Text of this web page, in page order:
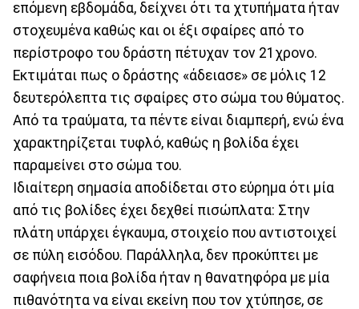
επόμενη εβδομάδα, δείχνει ότι τα χτυπήματα ήταν
στοχευμένα καθώς και οι έξι σφαίρες από το
περίστροφο του δράστη πέτυχαν τον 21χρονο.
Εκτιμάται πως ο δράστης «άδειασε» σε μόλις 12
δευτερόλεπτα τις σφαίρες στο σώμα του θύματος.
Από τα τραύματα, τα πέντε είναι διαμπερή, ενώ ένα
χαρακτηρίζεται τυφλό, καθώς η βολίδα έχει
παραμείνει στο σώμα του.
Ιδιαίτερη σημασία αποδίδεται στο εύρημα ότι μία
από τις βολίδες έχει δεχθεί πισώπλατα: Στην
πλάτη υπάρχει έγκαυμα, στοιχείο που αντιστοιχεί
σε πύλη εισόδου. Παράλληλα, δεν προκύπτει με
σαφήνεια ποια βολίδα ήταν η θανατηφόρα με μία
πιθανότητα να είναι εκείνη που τον χτύπησε, σε